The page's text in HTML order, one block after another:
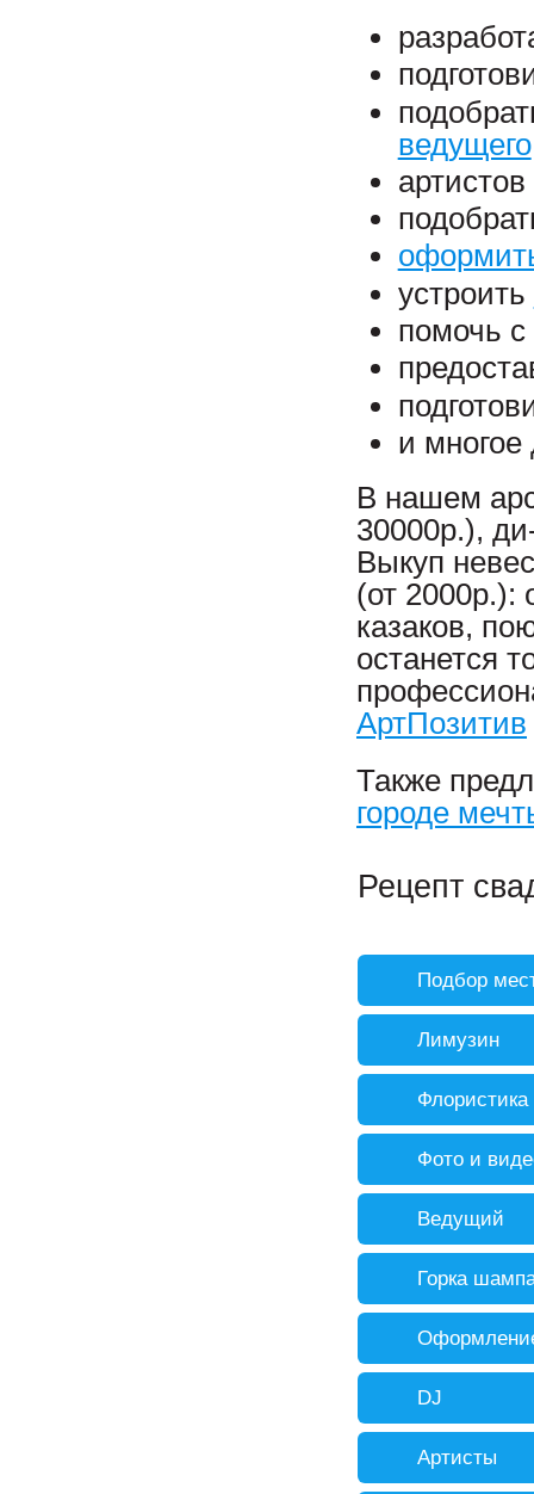
ведущего
устроить
помочь
и многое
В нашем
30000р.),
Выкуп
(от 2000р.):
казаков,
останется
АртПозитив
Также
городе
Рецепт
Подбор
Лимузин
Флористика
Фото и
Ведущий
Горка
DJ
Артисты